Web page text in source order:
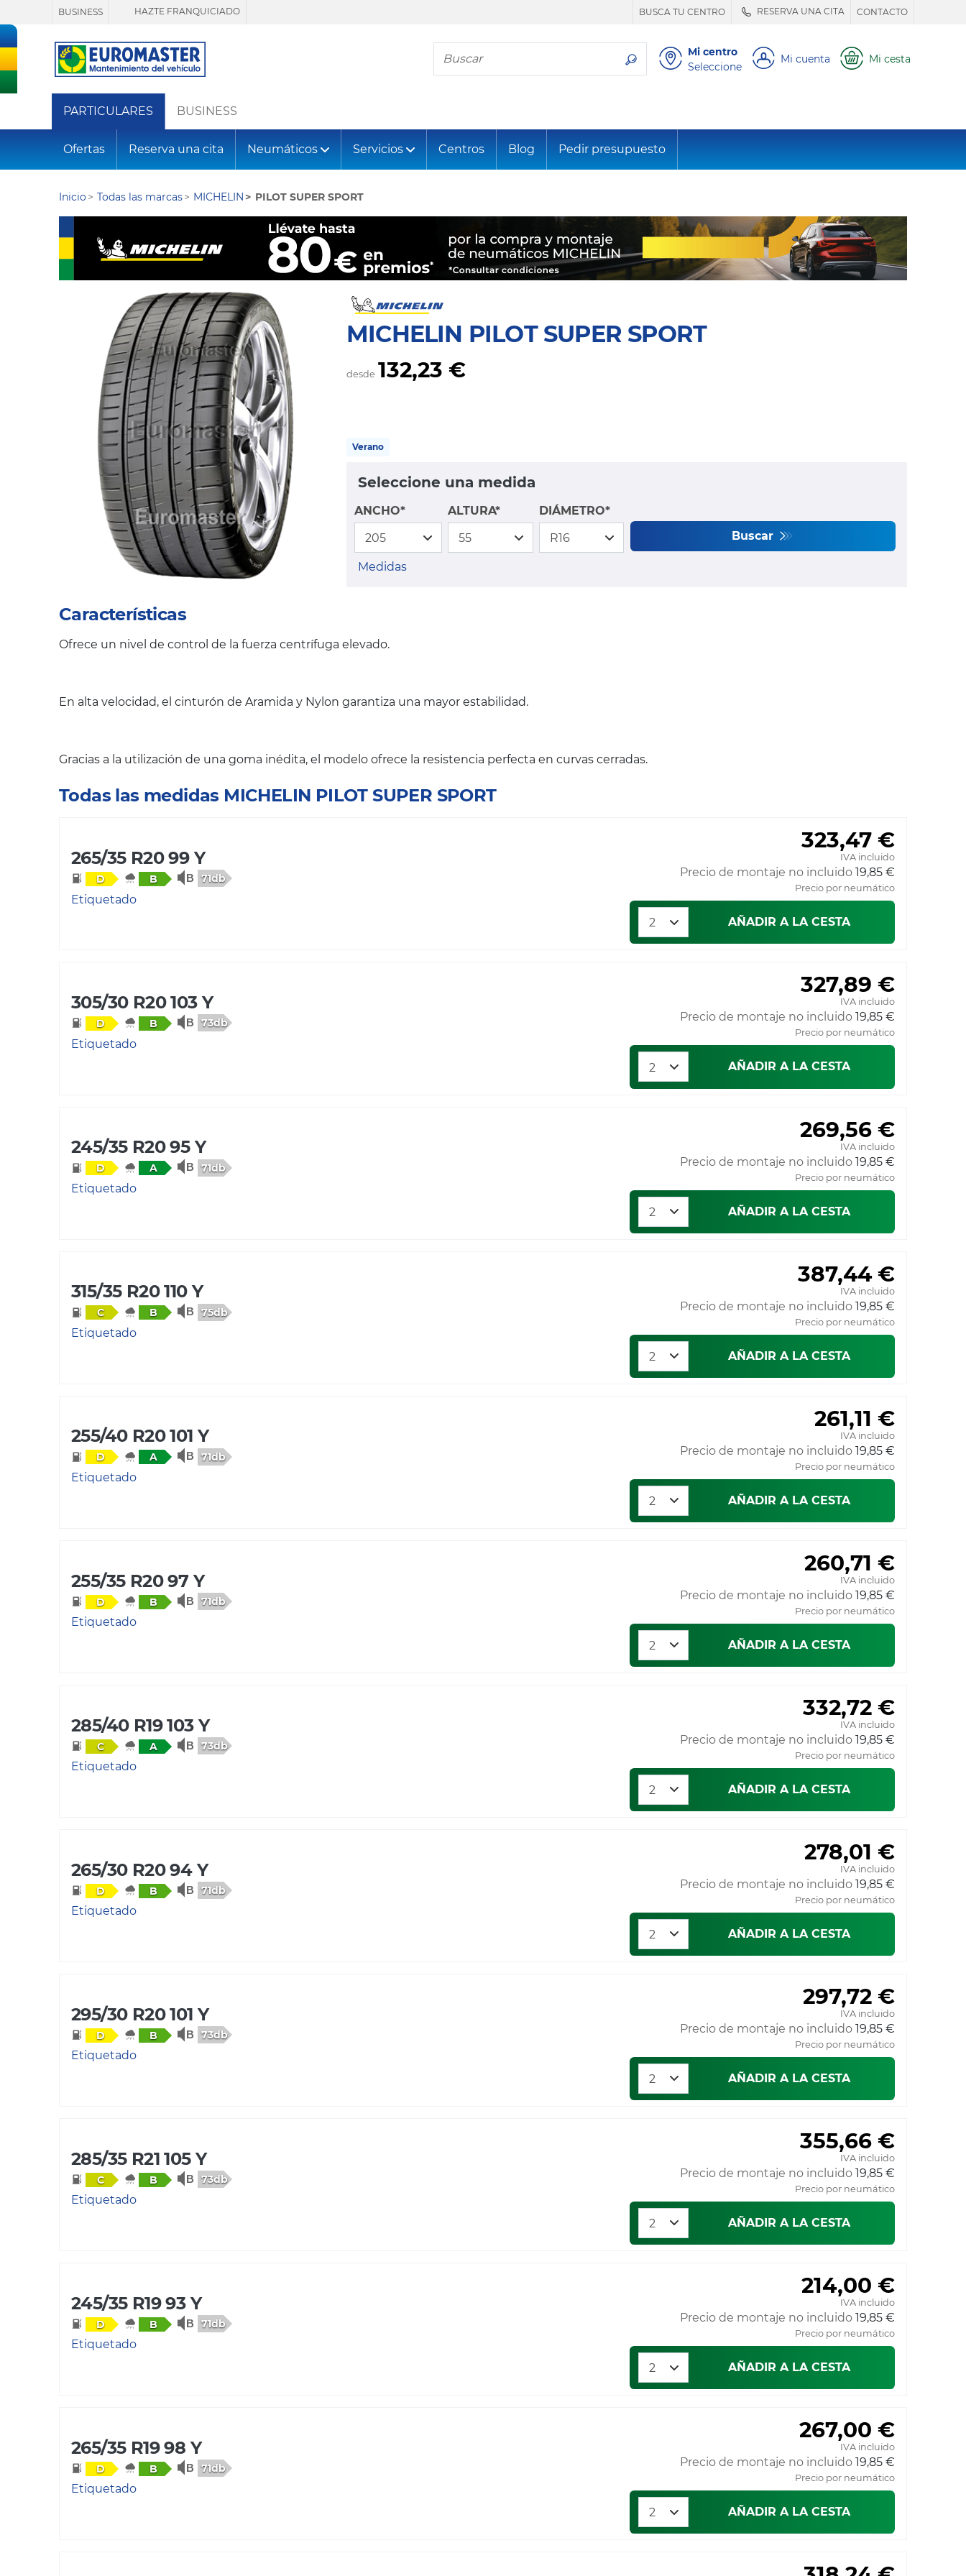
BUSINESS HAZTE FRANQUICIADO BUSCA TU CENTRO RESERVA UNA CITA CONTACTO
Busca tu neumático
Mi centro
Seleccione
Mi cuenta Mi cesta
PARTICULARES BUSINESS
Ofertas Reserva una cita Neumáticos Servicios Centros Blog Pedir presupuesto
Inicio Todas las marcas MICHELIN PILOT SUPER SPORT
MICHELIN PILOT SUPER SPORT
desde 132,23 €
Verano
Seleccione una medida
ANCHO* ALTURA*
DIÁMETRO*
Buscar
Medidas
Características
Ofrece un nivel de control de la fuerza centrífuga elevado.
En alta velocidad, el cinturón de Aramida y Nylon garantiza una mayor estabilidad.
Gracias a la utilización de una goma inédita, el modelo ofrece la resistencia perfecta en curvas cerradas.
Todas las medidas MICHELIN PILOT SUPER SPORT
265/35 R20 99 Y
D B 71db
Etiquetado
323,47 €
IVA incluido
Precio de montaje no incluido 19,85 €
Precio por neumático
AÑADIR A LA CESTA
305/30 R20 103 Y
D B 73db
Etiquetado
327,89 €
IVA incluido
Precio de montaje no incluido 19,85 €
Precio por neumático
AÑADIR A LA CESTA
245/35 R20 95 Y
D A 71db
Etiquetado
269,56 €
IVA incluido
Precio de montaje no incluido 19,85 €
Precio por neumático
AÑADIR A LA CESTA
315/35 R20 110 Y
C B 75db
Etiquetado
387,44 €
IVA incluido
Precio de montaje no incluido 19,85 €
Precio por neumático
AÑADIR A LA CESTA
255/40 R20 101 Y
D A 71db
Etiquetado
261,11 €
IVA incluido
Precio de montaje no incluido 19,85 €
Precio por neumático
AÑADIR A LA CESTA
255/35 R20 97 Y
D B 71db
Etiquetado
260,71 €
IVA incluido
Precio de montaje no incluido 19,85 €
Precio por neumático
AÑADIR A LA CESTA
285/40 R19 103 Y
C A 73db
Etiquetado
332,72 €
IVA incluido
Precio de montaje no incluido 19,85 €
Precio por neumático
AÑADIR A LA CESTA
265/30 R20 94 Y
D B 71db
Etiquetado
278,01 €
IVA incluido
Precio de montaje no incluido 19,85 €
Precio por neumático
AÑADIR A LA CESTA
295/30 R20 101 Y
D B 73db
Etiquetado
297,72 €
IVA incluido
Precio de montaje no incluido 19,85 €
Precio por neumático
AÑADIR A LA CESTA
285/35 R21 105 Y
C B 73db
Etiquetado
355,66 €
IVA incluido
Precio de montaje no incluido 19,85 €
Precio por neumático
AÑADIR A LA CESTA
245/35 R19 93 Y
D B 71db
Etiquetado
214,00 €
IVA incluido
Precio de montaje no incluido 19,85 €
Precio por neumático
AÑADIR A LA CESTA
265/35 R19 98 Y
D B 71db
Etiquetado
267,00 €
IVA incluido
Precio de montaje no incluido 19,85 €
Precio por neumático
AÑADIR A LA CESTA